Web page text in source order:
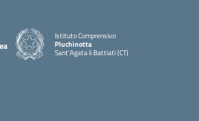
Istituto Comprensivo
Pluchinotta
Sant'Agata li Battiati (CT)
— Visita la pagina iniziale della scuola